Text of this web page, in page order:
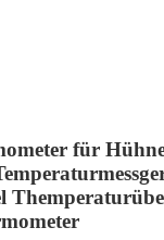
für